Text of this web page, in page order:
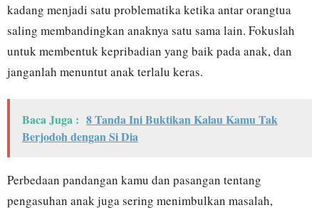
kadang menjadi satu problematika ketika antar orangtua
saling membandingkan anaknya satu sama lain. Fokuslah
untuk membentuk kepribadian yang baik pada anak, dan
janganlah menuntut anak terlalu keras.
Baca Juga : 8 Tanda Ini Buktikan Kalau Kamu Tak
Berjodoh dengan Si Dia
Perbedaan pandangan kamu dan pasangan tentang
pengasuhan anak juga sering menimbulkan masalah,